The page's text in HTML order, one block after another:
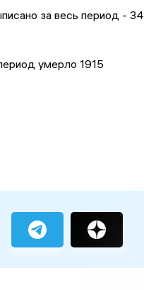
за весь период - 34
умерло 1915